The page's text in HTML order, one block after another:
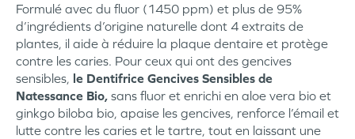
Formulé avec du fluor (1450 ppm) et plus de 95%
d’ingrédients d’origine naturelle dont 4 extraits de
plantes, il aide à réduire la plaque dentaire et protège
contre les caries. Pour ceux qui ont des gencives
sensibles, le Dentifrice Gencives Sensibles de
Natessance Bio, sans fluor et enrichi en aloe vera bio et
ginkgo biloba bio, apaise les gencives, renforce l’émail et
lutte contre les caries et le tartre, tout en laissant une